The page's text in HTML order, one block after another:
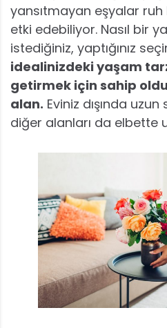
yansıtmayan eşyalar
etki edebiliyor. Nasıl bir
istediğiniz, yaptığınız
idealinizdeki yaşam
getirmek için sahip
alan. Eviniz dışında
diğer alanları da elbette